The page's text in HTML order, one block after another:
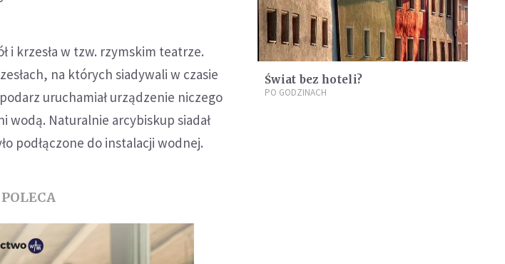
i krzesła w tzw. rzymskim teatrze.
na których siadywali w czasie
uruchamiał urządzenie niczego
wodą. Naturalnie arcybiskup siadał
podłączone do instalacji wodnej.
Świat bez hoteli?
PO GODZINACH